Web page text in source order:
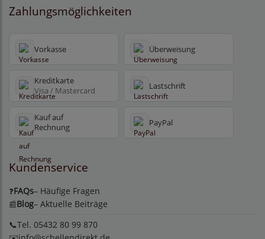
Zahlungsmöglichkeiten
Vorkasse Überweisung
Kreditkarte
Visa / Mastercard Lastschrift
Kauf auf
Rechnung
PayPal
Kundenservice
❓FAQs– Häufige Fragen
📰Blog– Aktuelle Beiträge
📞Tel. 05432 80 99 870